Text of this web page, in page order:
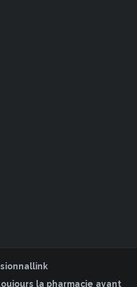
la pharmacie avant